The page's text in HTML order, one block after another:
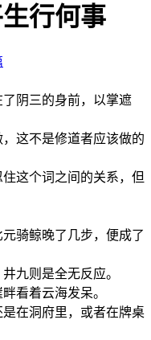
行何事
阴三的身前，以掌遮
这不是修道者应该做的
这个词之间的关系，但
骑鲸晚了几步，便成了
九则是全无反应。
看着云海发呆。
在洞府里，或者在牌桌